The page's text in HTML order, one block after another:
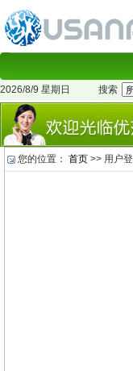
2026/8/9 星期日 搜索
您的位置： 首页 >> 用户